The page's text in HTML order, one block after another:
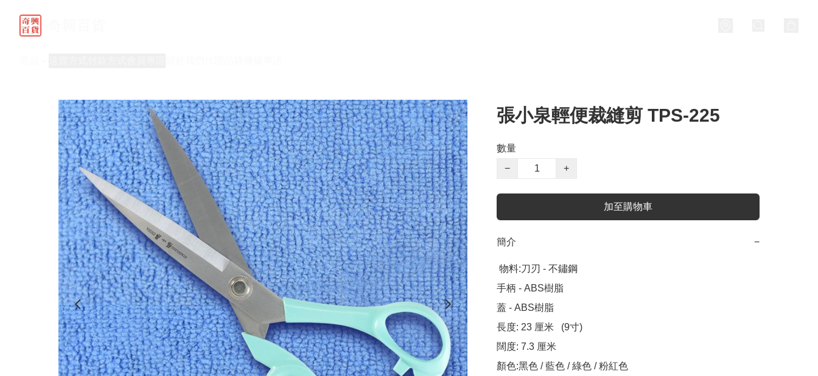
張小泉輕便裁縫剪 TPS-225
數量
−
+
加至購物車
簡介 −
手柄 - ABS樹脂
蓋 - ABS樹脂
長度: 23 厘米   (9寸)
闊度: 7.3 厘米
顏色:黑色 / 藍色 / 綠色 / 粉紅色